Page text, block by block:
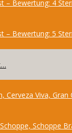
– Bewertung: 4
– Bewertung: 5
Cerveza Viva, Gran
Schoppe